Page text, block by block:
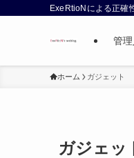
ExeRtioNによる正確
管
ホーム ガジェット
ガジェッ